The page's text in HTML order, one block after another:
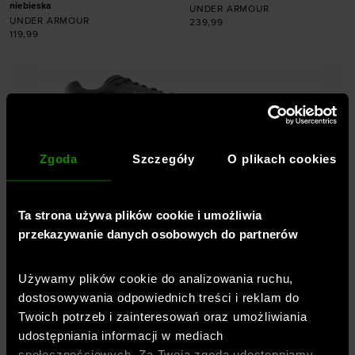
Zgoda Szczegóły O plikach cookies
Ta strona używa plików cookie i umożliwia
przekazywanie danych osobowych do partnerów
Używamy plików cookie do analizowania ruchu,
dostosowywania odpowiednich treści i reklam do
Twoich potrzeb i zainteresowań oraz umożliwiania
udostępniania informacji w mediach
Dodaj produkt w
niebieska
UNDER ARMOUR
119,99
L XL
UNDER ARMOUR
239,99
Profesjonalna odzież, buty,
SportStyleStory
Jesteśmy częścią spółkiOTCF – właściciela
marki4Forazoficjalnym, wyłącznym i